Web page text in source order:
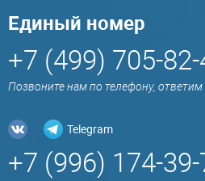
Единый номер
+7 (499) 705-82-
Позвоните нам по телефону,
Telegram
+7 (996) 174-